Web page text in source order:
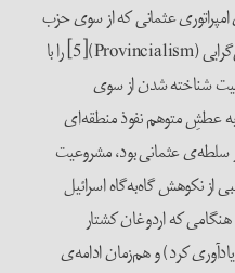
عثمانی که از سوی حزب
عدالت و توسعه ارائه می‌شد، شهرستانی‌گرایی (Provincialism)[5] را با
شناخته شدن از سوی
عطشِ متوهم نفوذ منطقه‌ای
سلطه‌ی عثمانی بود، مشروعیت
از نکوهش گاه‌به‌گاه اسرائیل
مثال در اجلاس داووس ۲۰۰۹، هنگامی که اردوغان کشتار
کرد) و هم‌زمان ادامه‌ی